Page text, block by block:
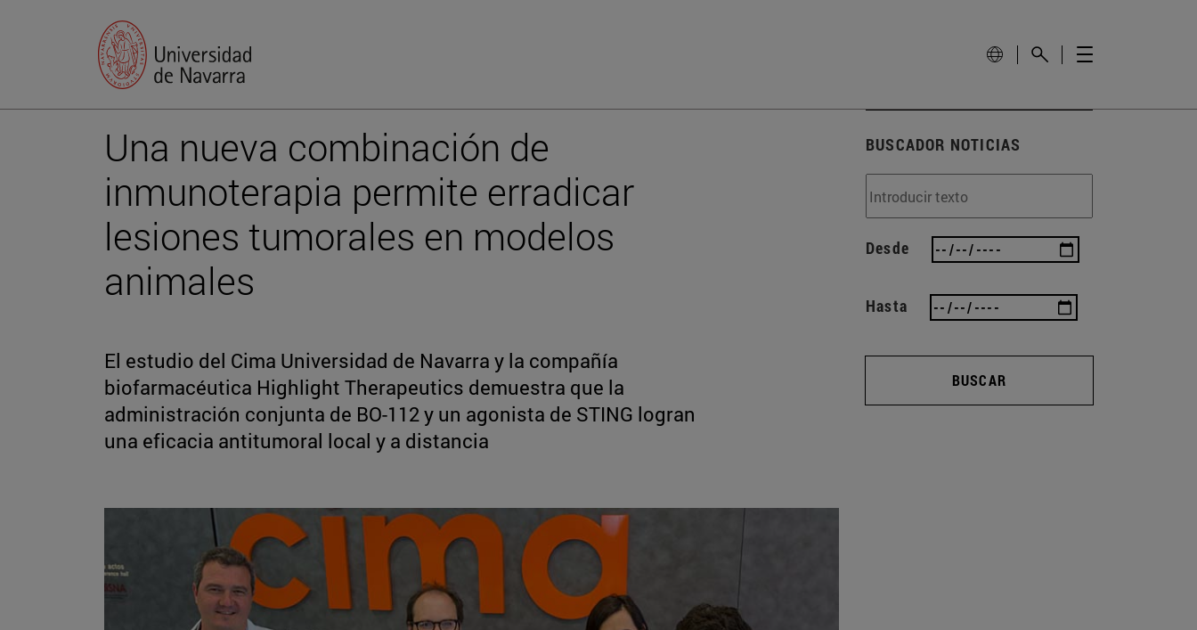
Una nueva combinación de
inmunoterapia permite erradicar
lesiones tumorales en modelos
animales
El estudio del Cima Universidad de Navarra y la compañía
biofarmacéutica Highlight Therapeutics demuestra que la
administración conjunta de BO-112 y un agonista de STING logran
una eficacia antitumoral local y a distancia
BUSCADOR NOTICIAS
Desde
Hasta
BUSCAR